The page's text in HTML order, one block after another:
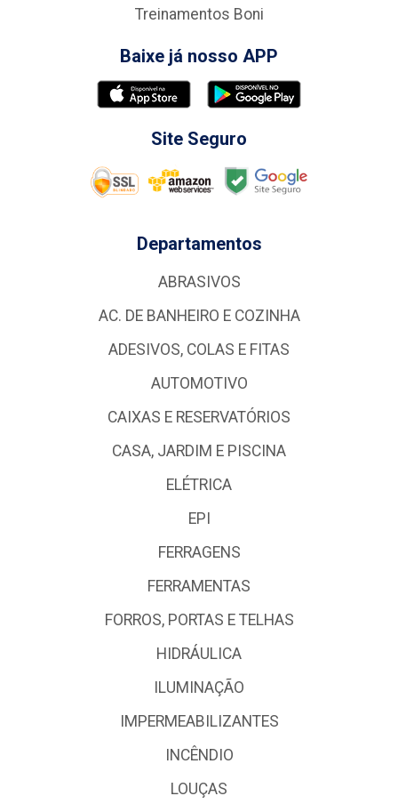
Treinamentos Boni
Baixe já nosso APP
Site Seguro
Departamentos
ABRASIVOS
AC. DE BANHEIRO E COZINHA
ADESIVOS, COLAS E FITAS
AUTOMOTIVO
CAIXAS E RESERVATÓRIOS
CASA, JARDIM E PISCINA
ELÉTRICA
EPI
FERRAGENS
FERRAMENTAS
FORROS, PORTAS E TELHAS
HIDRÁULICA
ILUMINAÇÃO
IMPERMEABILIZANTES
INCÊNDIO
LOUÇAS